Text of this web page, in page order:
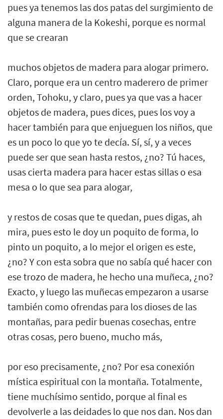
pues ya tenemos las dos patas del surgimiento de
alguna manera de la Kokeshi, porque es normal
que se crearan
muchos objetos de madera para alogar primero.
Claro, porque era un centro maderero de primer
orden, Tohoku, y claro, pues ya que vas a hacer
objetos de madera, pues dices, pues los voy a
hacer también para que enjueguen los niños, que
es un poco lo que yo te decía. Sí, sí, y a veces
puede ser que sean hasta restos, ¿no? Tú haces,
usas cierta madera para hacer estas sillas o esa
mesa o lo que sea para alogar,
y restos de cosas que te quedan, pues digas, ah
mira, pues esto le doy un poquito de forma, lo
pinto un poquito, a lo mejor el origen es este,
¿no? Y con esta sobra que no sabía qué hacer con
ese trozo de madera, he hecho una muñeca, ¿no?
Exacto, y luego las muñecas empezaron a usarse
también como ofrendas para los dioses de las
montañas, para pedir buenas cosechas, entre
otras cosas, pero bueno, mucho más,
por eso precisamente, ¿no? Por esa conexión
mística espiritual con la montaña. Totalmente,
tiene muchísimo sentido, porque al final es
devolverle a las deidades lo que nos dan. Nos dan